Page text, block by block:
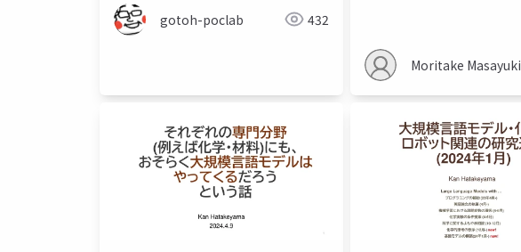
gotoh-poclab 432
Moritake Masayuki